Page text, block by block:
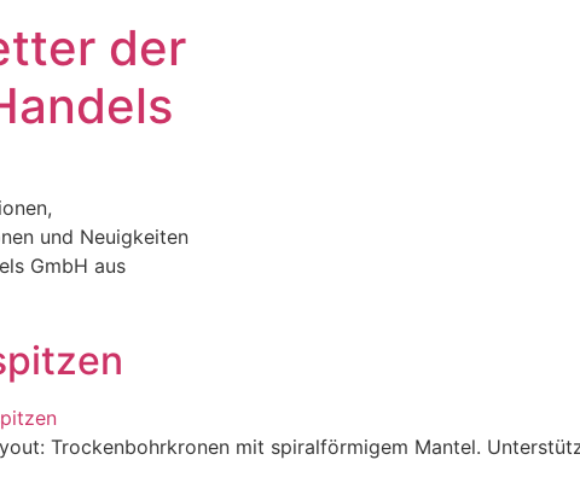
der
und Neuigkeiten
GmbH aus
Trocken­bohr­kronen mit spiral­förmigem Mantel.